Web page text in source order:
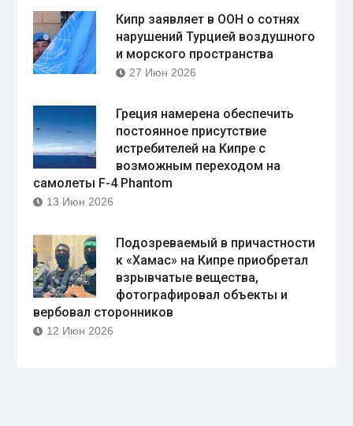
Кипр заявляет в ООН о сотнях
нарушений Турцией воздушного
и морского пространства
27 Июн 2026
Греция намерена обеспечить
постоянное присутствие
истребителей на Кипре с
возможным переходом на
самолеты F-4 Phantom
13 Июн 2026
Подозреваемый в причастности
к «Хамас» на Кипре приобретал
взрывчатые вещества,
фотографировал объекты и
вербовал сторонников
12 Июн 2026